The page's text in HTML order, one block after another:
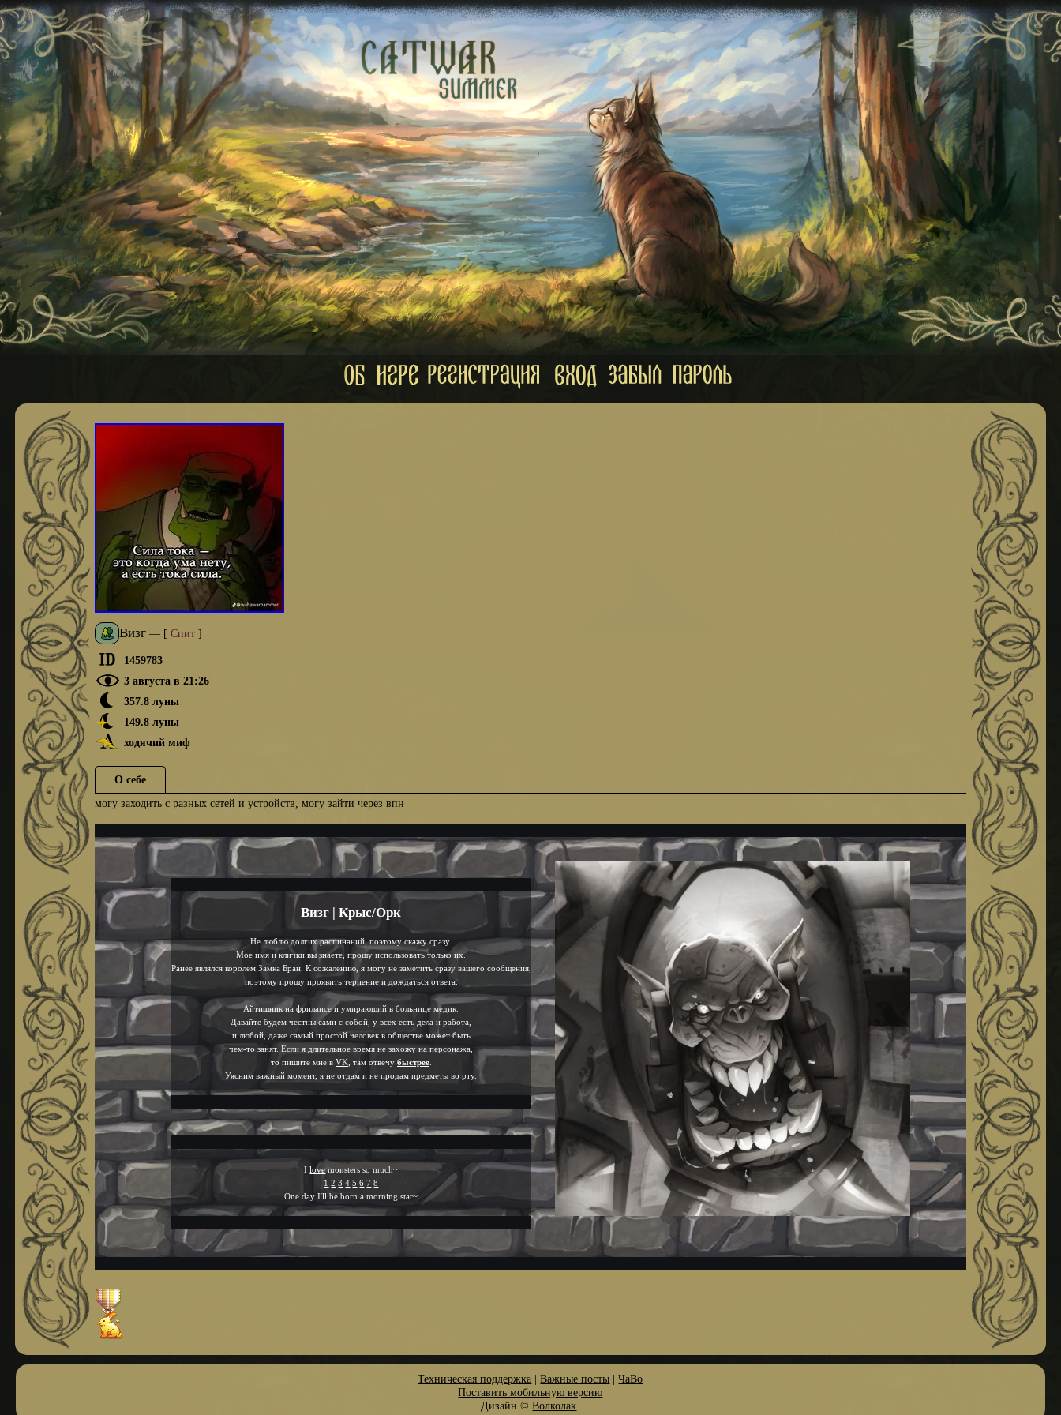
Визг— [ Спит]
1459783
3 августа в 21:26
357.8 луны
149.8 луны
ходячий миф
О себе
могу заходить с разных сетей и устройств, могу зайти через впн
//////
Визг | Крыс/Орк
Не люблю долгих распинаний, поэтому скажу сразу.
Мое имя и клички вы знаете, прошу использовать только их.
Ранее являлся королем Замка Бран. К сожалению, я могу не заметить сразу вашего сообщения,
поэтому прошу проявить терпение и дождаться ответа.
Айтишник на фрилансе и умирающий в больнице медик.
Давайте будем честны сами с собой, у всех есть дела и работа,
и любой, даже самый простой человек в обществе может быть
чем-то занят. Если я длительное время не захожу на персонажа,
то пишите мне в VK , там отвечу быстрее.
Уясним важный момент, я не отдам и не продам предметы во рту.
Ilove monsters so much~
1 2 3 4 5 6 7 8
One day I'll be born a morning star~
//////
Техническая поддержка |Важные посты |ЧаВо
Поставить мобильную версию
Дизайн ©Волколак